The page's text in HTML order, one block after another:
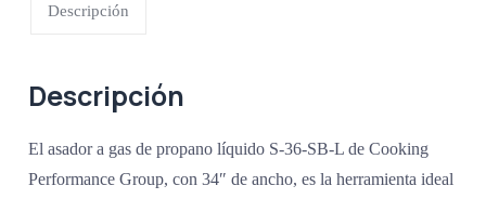
Descripción
Descripción
El asador a gas de propano líquido S-36-SB-L de Cooking
Performance Group, con 34″ de ancho, es la herramienta ideal